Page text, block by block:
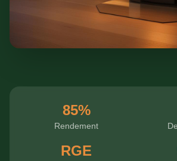
85%
Rendement
RGE